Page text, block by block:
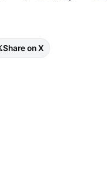
Share on X